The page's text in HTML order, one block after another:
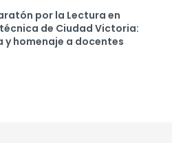
por la Lectura en
de Ciudad Victoria:
y homenaje a docentes